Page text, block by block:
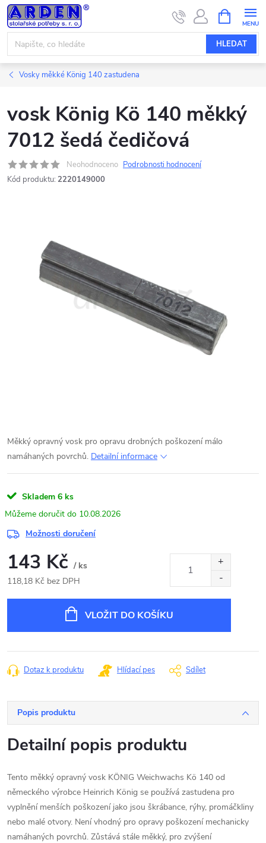
Přejít
na
obsah
HLEDAT
NÁKUPNÍ
KOŠÍK
Vosky měkké König 140 zastudena
vosk König Kö 140 měkký
7012 šedá čedičová
Neohodnoceno Podrobnosti hodnocení
Kód produktu: 2220149000
Měkký opravný vosk pro opravu drobných poškození málo
namáhaných povrchů. Detailní informace
Skladem 6 ks
10.08.2026
Možnosti doručení
143 Kč / ks
118,18 Kč bez DPH
VLOŽIT DO KOŠÍKU
Dotaz k produktu Hlídací pes Sdílet
Popis produktu
Detailní popis produktu
Tento měkký opravný vosk KÖNIG Weichwachs Kö 140 od
německého výrobce Heinrich König se používá zastudena pro
vyplnění menších poškození jako jsou škrábance, rýhy, promáčkliny
nebo malé otvory. Není vhodný pro opravy poškození mechanicky
namáhaných povrchů. Zůstává stále měkký, pro zvýšení